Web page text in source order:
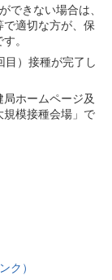
できない場合は、
適切な方が、保
。
目）接種が完了し
ホームページ及
模接種会場」で
ク）